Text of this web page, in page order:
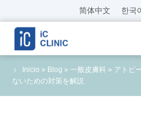
简体中文 한국
Inicio » Blog » 一般皮膚科 » アトピ
ないための対策を解説
Tratamientos